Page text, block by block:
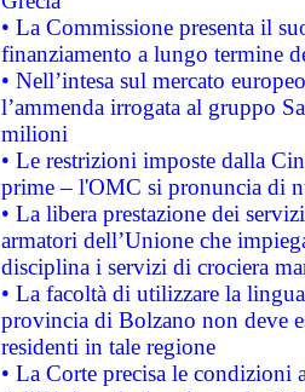
• La Commissione presenta il
finanziamento a lungo termine
• Nell’intesa sul mercato
l’ammenda irrogata al gruppo
milioni
• Le restrizioni imposte dalla
prime – l'OMC si pronuncia di
• La libera prestazione dei
armatori dell’Unione che
disciplina i servizi di crociera
• La facoltà di utilizzare la
provincia di Bolzano non deve
residenti in tale regione
• La Corte precisa le